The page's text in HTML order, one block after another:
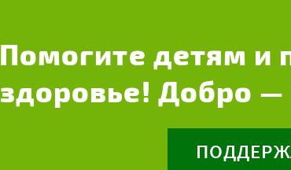
Помогите детям и
здоровье! Добро —